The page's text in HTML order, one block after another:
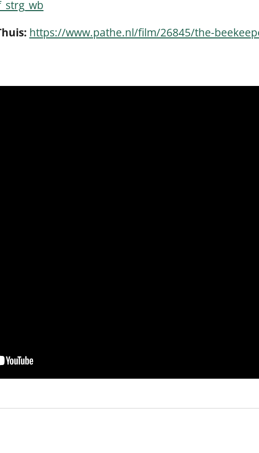
https://www.pathe.nl/film/26845/the-